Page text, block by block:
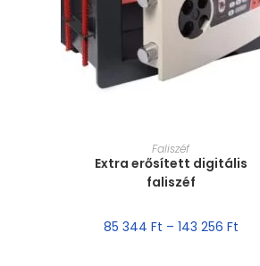
MÉRET VÁLASZTÁSA
Faliszéf
Extra erősített digitális
faliszéf
85 344 Ft – 143 256 Ft